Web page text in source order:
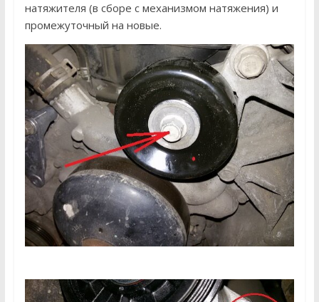
натяжителя (в сборе с механизмом натяжения) и
промежуточный на новые.